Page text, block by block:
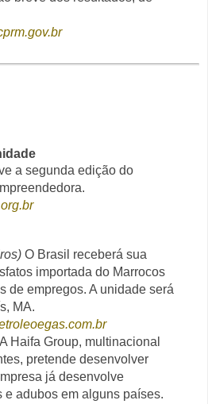
a segunda edição do
O Brasil receberá sua
importada do Marrocos
de empregos. A unidade será
MA.
Haifa Group, multinacional
pretende desenvolver
já desenvolve
adubos em alguns países.